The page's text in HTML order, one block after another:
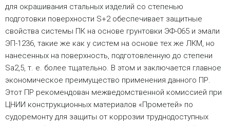
для окрашивания стальных изделий со степенью
подготовки поверхности S+2 обеспечивает защитные
свойства системы ПК на основе грунтовки ЭФ-065 и эмали
ЭП-1236, такие же как у систем на основе тех же ЛКМ, но
нанесенных на поверхность, подготовленную до степени
Sa2,5, т. е. более тщательно. В этом и заключается главное
экономическое преимущество применения данного ПР.
Этот ПР рекомендован межведомственной комиссией при
ЦНИИ конструкционных материалов «Прометей» по
судоремонту для защиты от коррозии труднодоступных